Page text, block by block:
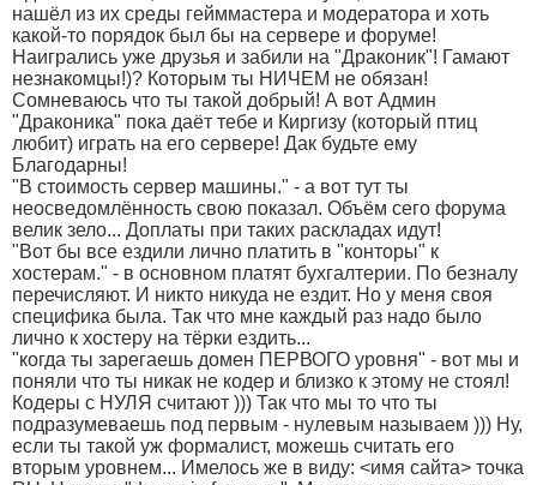
нашёл из их среды гейммастера и модератора и хоть
какой-то порядок был бы на сервере и форуме!
Наигрались уже друзья и забили на "Драконик"! Гамают
незнакомцы!)? Которым ты НИЧЕМ не обязан!
Сомневаюсь что ты такой добрый! А вот Админ
"Драконика" пока даёт тебе и Киргизу (который птиц
любит) играть на его сервере! Дак будьте ему
Благодарны!
"В стоимость сервер машины." - а вот тут ты
неосведомлённость свою показал. Объём сего форума
велик зело... Доплаты при таких раскладах идут!
"Вот бы все ездили лично платить в "конторы" к
хостерам." - в основном платят бухгалтерии. По безналу
перечисляют. И никто никуда не ездит. Но у меня своя
специфика была. Так что мне каждый раз надо было
лично к хостеру на тёрки ездить...
"когда ты зарегаешь домен ПЕРВОГО уровня" - вот мы и
поняли что ты никак не кодер и близко к этому не стоял!
Кодеры с НУЛЯ считают ))) Так что мы то что ты
подразумеваешь под первым - нулевым называем ))) Ну,
если ты такой уж формалист, можешь считать его
вторым уровнем... Имелось же в виду: <имя сайта> точка